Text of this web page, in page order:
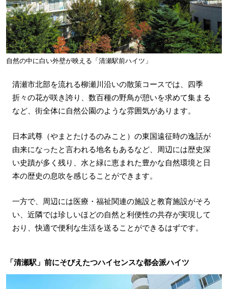
自然の中に白い外壁が映える「清瀬駅前ハイツ」
清瀬市北部を流れる柳瀬川沿いの散策コースでは、四季
折々の花が咲き誇り、数百種の野鳥が憩いを求めて集まる
など、街全体に自然公園のような雰囲気があります。
日本武尊（やまとたけるのみこと）の東国遠征時の逸話が
由来になったと言われる地名もあるなど、周辺には歴史深
い史蹟が多く残り、水と緑に恵まれた豊かな自然環境と日
本の歴史の息吹を感じることができます。
一方で、周辺には医療・福祉関連の施設と教育施設がそろ
い、近隣では珍しいほどの自然と利便性の共存が実現して
おり、快適で便利な生活を送ることができるはずです。
「清瀬駅」前にそびえたつハイセンスな都会派ハイツ